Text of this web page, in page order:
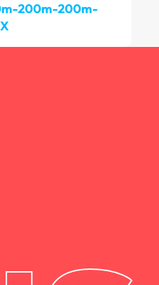
200m-200m-